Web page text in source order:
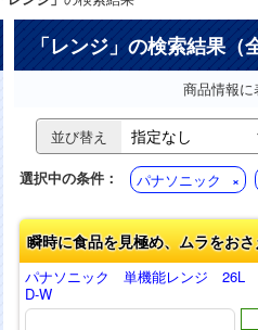
「レンジ 」の検索結果
商品情報に
並び替え
選択中の条件： パナソニック
瞬時に食品を見極め、ムラをお
パナソニック 単機能レンジ 26L
D-W